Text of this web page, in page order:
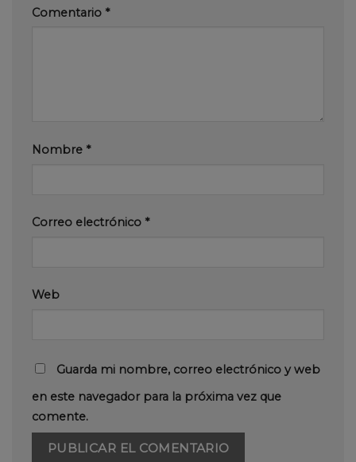
Comentario *
Nombre *
Correo electrónico *
Web
Guarda mi nombre, correo electrónico y web
en este navegador para la próxima vez que
comente.